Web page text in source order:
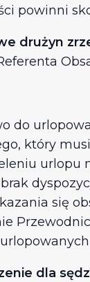
powinni
drużyn
do
który
urlopu
się
dla